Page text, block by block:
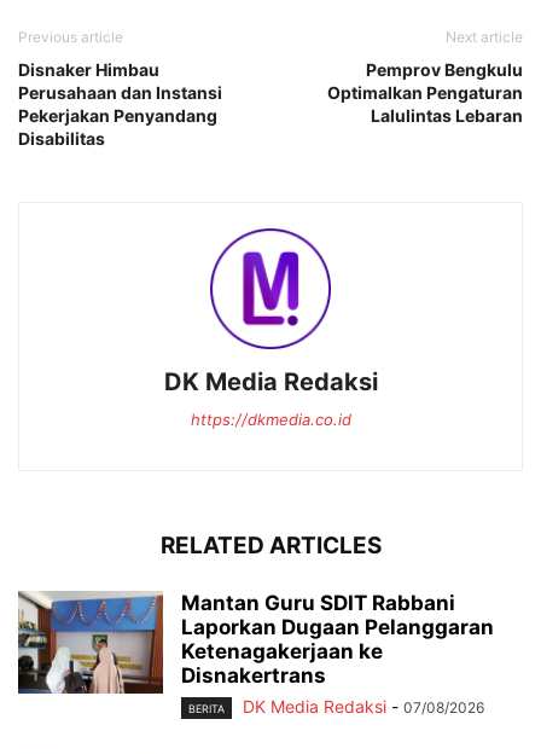
Previous article
Disnaker Himbau
Perusahaan dan Instansi
Pekerjakan Penyandang
Disabilitas
Next article
Pemprov Bengkulu
Optimalkan Pengaturan
Lalulintas Lebaran
DK Media Redaksi
https://dkmedia.co.id
RELATED ARTICLES
Mantan Guru SDIT Rabbani
Laporkan Dugaan Pelanggaran
Ketenagakerjaan ke
Disnakertrans
BERITA DK Media Redaksi - 07/08/2026